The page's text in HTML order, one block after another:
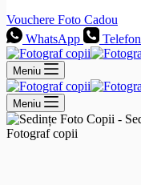
Vouchere Foto Cadou
WhatsApp
Telefon
Meniu
Meniu